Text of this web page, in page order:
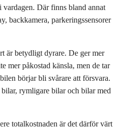
vardagen. Där finns bland annat
backkamera, parkeringssensorer
är betydligt dyrare. De ger mer
mer påkostad känsla, men de tar
börjar bli svårare att försvara.
rymligare bilar och bilar med
totalkostnaden är det därför värt